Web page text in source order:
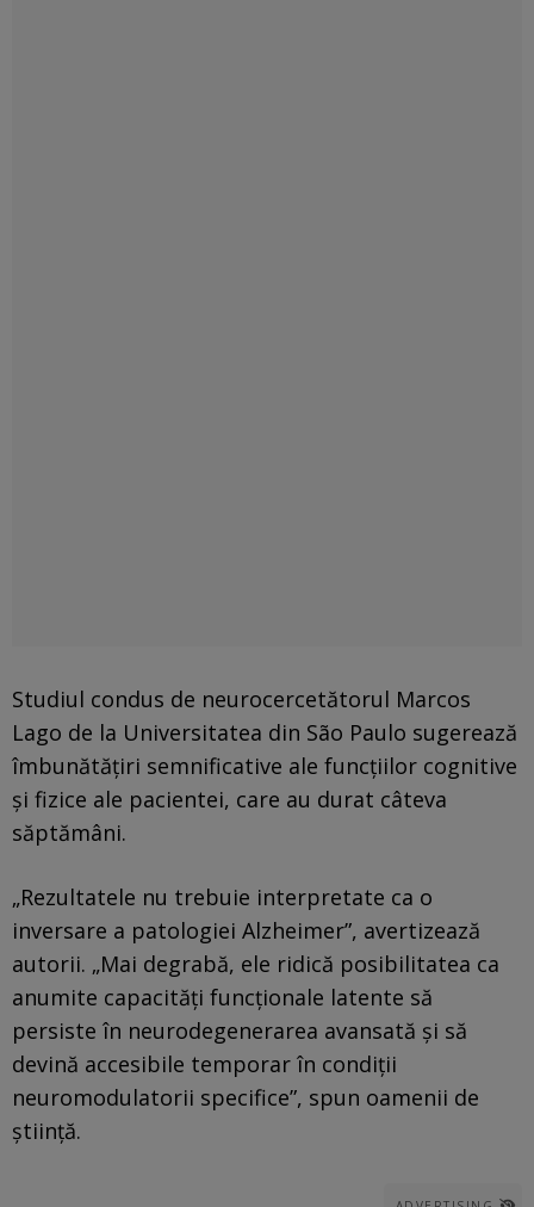
Studiul condus de neurocercetătorul Marcos
Lago de la Universitatea din São Paulo sugerează
îmbunătățiri semnificative ale funcțiilor cognitive
și fizice ale pacientei, care au durat câteva
săptămâni.
„Rezultatele nu trebuie interpretate ca o
inversare a patologiei Alzheimer”, avertizează
autorii. „Mai degrabă, ele ridică posibilitatea ca
anumite capacități funcționale latente să
persiste în neurodegenerarea avansată și să
devină accesibile temporar în condiții
neuromodulatorii specifice”, spun oamenii de
știință.